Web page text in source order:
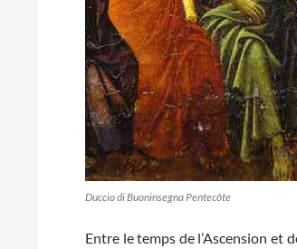
Duccio di Buoninsegna Pentecôte
Entre le temps de l’Ascension et